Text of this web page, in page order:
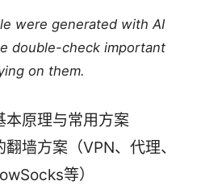
were generated with AI
double-check important
on them.
本原理与常用方案
墙方案（VPN、代理、
等）